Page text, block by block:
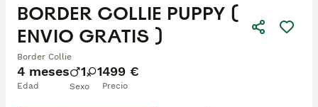
4 meses
Edad
1 1
Sexo
499 €
Precio
BORDER COLLIE PUPPY (
ENVIO GRATIS )
Border Collie